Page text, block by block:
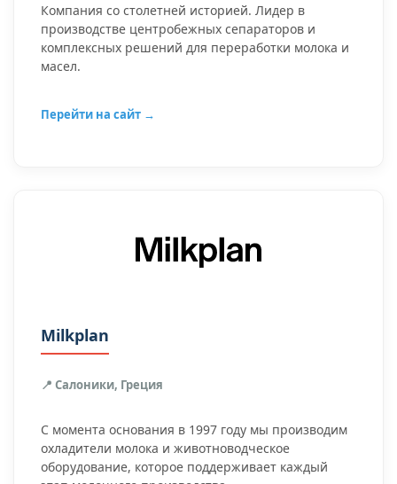
Компания со столетней историей. Лидер в
производстве центробежных сепараторов и
комплексных решений для переработки молока и
масел.
Перейти на сайт →
Milkplan
📍 Салоники, Греция
С момента основания в 1997 году мы производим
охладители молока и животноводческое
оборудование, которое поддерживает каждый